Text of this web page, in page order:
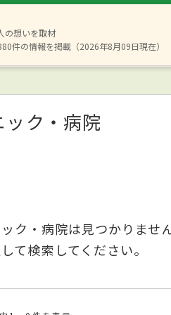
の想いを取材
件の情報を掲載（2026年8月09日現在）
ク・病院
ク・病院は見つかりませ
て検索してください。